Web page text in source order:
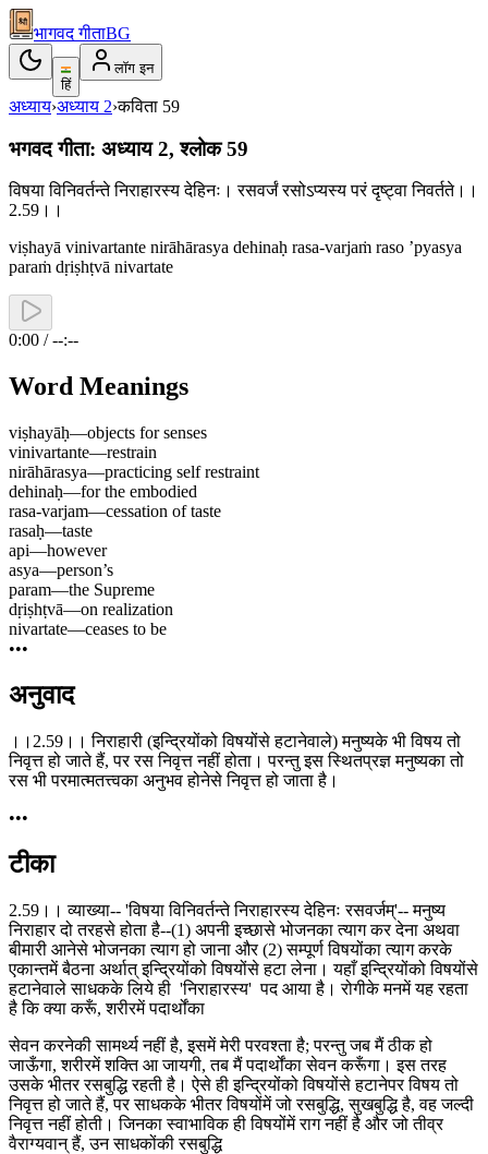
भागवद गीताBG
हिं
लॉग इन
अध्याय›अध्याय 2›कविता 59
भगवद गीता: अध्याय 2, श्लोक 59
विषया विनिवर्तन्ते निराहारस्य देहिनः। रसवर्जं रसोऽप्यस्य परं दृष्ट्वा निवर्तते।।
2.59।।
viṣhayā vinivartante nirāhārasya dehinaḥ rasa-varjaṁ raso ’pyasya
paraṁ dṛiṣhṭvā nivartate
0:00 / --:--
Word Meanings
viṣhayāḥ—objects for senses
vinivartante—restrain
nirāhārasya—practicing self restraint
dehinaḥ—for the embodied
rasa-varjam—cessation of taste
rasaḥ—taste
api—however
asya—person’s
param—the Supreme
dṛiṣhṭvā—on realization
nivartate—ceases to be
•••
अनुवाद
।।2.59।। निराहारी (इन्द्रियोंको विषयोंसे हटानेवाले) मनुष्यके भी विषय तो
निवृत्त हो जाते हैं, पर रस निवृत्त नहीं होता। परन्तु इस स्थितप्रज्ञ मनुष्यका तो
रस भी परमात्मतत्त्वका अनुभव होनेसे निवृत्त हो जाता है।
•••
टीका
2.59।। व्याख्या-- 'विषया विनिवर्तन्ते निराहारस्य देहिनः रसवर्जम्'-- मनुष्य
निराहार दो तरहसे होता है--(1) अपनी इच्छासे भोजनका त्याग कर देना अथवा
बीमारी आनेसे भोजनका त्याग हो जाना और (2) सम्पूर्ण विषयोंका त्याग करके
एकान्तमें बैठना अर्थात् इन्द्रियोंको विषयोंसे हटा लेना। यहाँ इन्द्रियोंको विषयोंसे
हटानेवाले साधकके लिये ही 'निराहारस्य' पद आया है। रोगीके मनमें यह रहता
है कि क्या करूँ, शरीरमें पदार्थोंका
सेवन करनेकी सामर्थ्य नहीं है, इसमें मेरी परवश्ता है; परन्तु जब मैं ठीक हो
जाऊँगा, शरीरमें शक्ति आ जायगी, तब मैं पदार्थोंका सेवन करूँगा। इस तरह
उसके भीतर रसबुद्धि रहती है। ऐसे ही इन्द्रियोंको विषयोंसे हटानेपर विषय तो
निवृत्त हो जाते हैं, पर साधकके भीतर विषयोंमें जो रसबुद्धि, सुखबुद्धि है, वह जल्दी
निवृत्त नहीं होती। जिनका स्वाभाविक ही विषयोंमें राग नहीं है और जो तीव्र
वैराग्यवान् हैं, उन साधकोंकी रसबुद्धि